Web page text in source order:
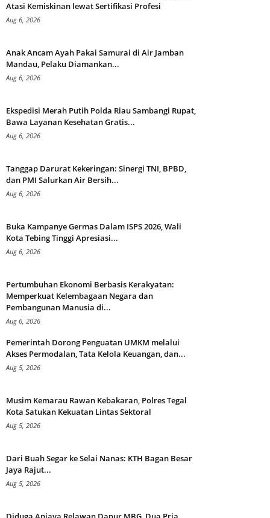
Atasi Kemiskinan lewat Sertifikasi Profesi
Aug 6, 2026
Anak Ancam Ayah Pakai Samurai di Air Jamban
Mandau, Pelaku Diamankan...
Aug 6, 2026
Ekspedisi Merah Putih Polda Riau Sambangi Rupat,
Bawa Layanan Kesehatan Gratis...
Aug 6, 2026
Tanggap Darurat Kekeringan: Sinergi TNI, BPBD,
dan PMI Salurkan Air Bersih...
Aug 6, 2026
Buka Kampanye Germas Dalam ISPS 2026, Wali
Kota Tebing Tinggi Apresiasi...
Aug 6, 2026
Pertumbuhan Ekonomi Berbasis Kerakyatan:
Memperkuat Kelembagaan Negara dan
Pembangunan Manusia di...
Aug 6, 2026
Pemerintah Dorong Penguatan UMKM melalui
Akses Permodalan, Tata Kelola Keuangan, dan...
Aug 5, 2026
Musim Kemarau Rawan Kebakaran, Polres Tegal
Kota Satukan Kekuatan Lintas Sektoral
Aug 5, 2026
Dari Buah Segar ke Selai Nanas: KTH Bagan Besar
Jaya Rajut...
Aug 5, 2026